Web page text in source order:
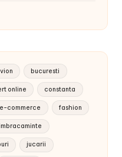
bucuresti
online constanta
e-commerce fashion
jucarii